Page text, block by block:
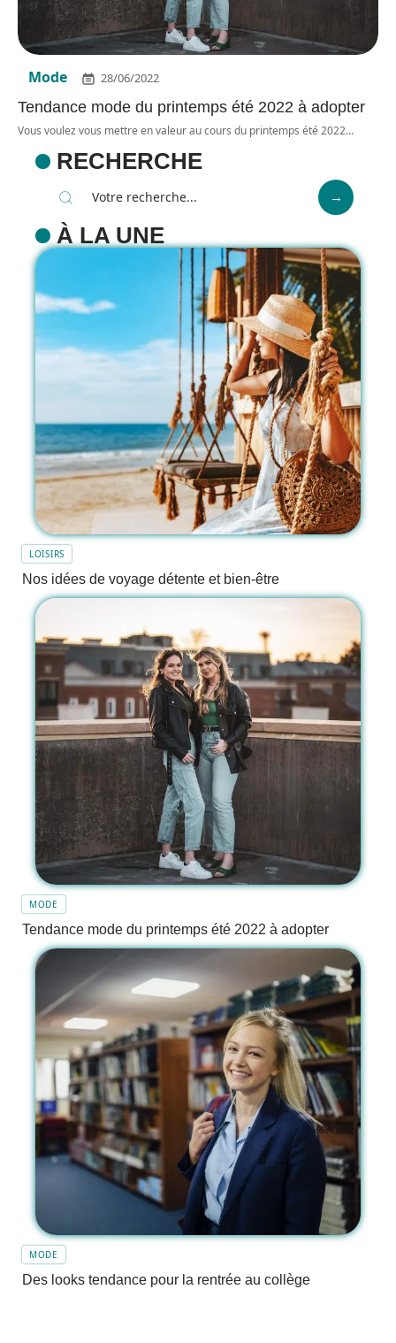
Mode 28/06/2022
Tendance mode du printemps été 2022 à adopter
Vous voulez vous mettre en valeur au cours du printemps été 2022…
RECHERCHE
À LA UNE
LOISIRS
Nos idées de voyage détente et bien-être
MODE
Tendance mode du printemps été 2022 à adopter
MODE
Des looks tendance pour la rentrée au collège